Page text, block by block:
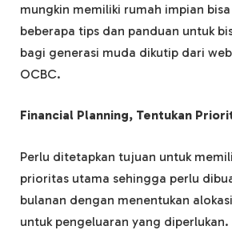
mungkin memiliki rumah impian
beberapa tips dan panduan untuk
bagi generasi muda dikutip dari
OCBC.
Financial Planning, Tentukan
Perlu ditetapkan tujuan untuk
prioritas utama sehingga perlu
bulanan dengan menentukan
untuk pengeluaran yang